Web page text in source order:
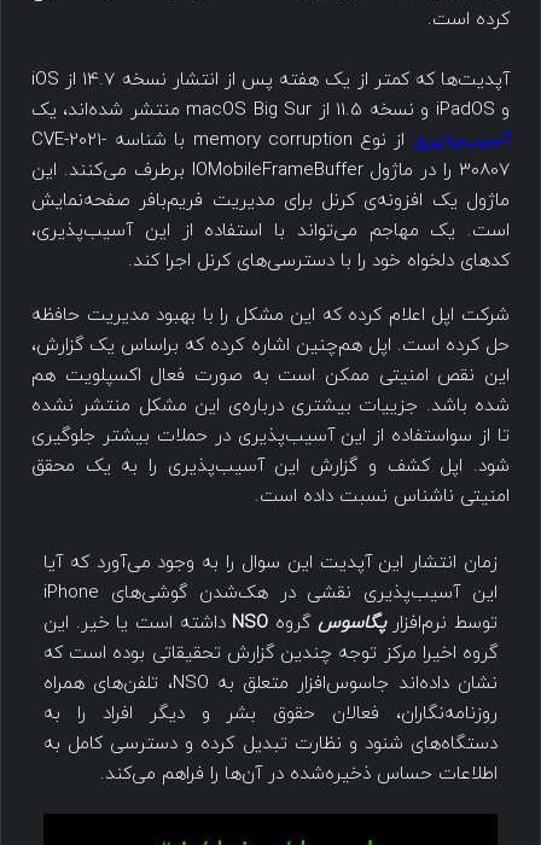
کرده است.
آپدیت‌ها که کمتر از یک هفته پس از انتشار نسخه 14.7 از iOS
و iPadOS و نسخه 11.5 از macOS Big Sur منتشر شده‌اند، یک
آسیب‌پذیری
از نوع memory corruption با شناسه CVE-2021-
30807 را در ماژول IOMobileFrameBuffer برطرف می‌کنند. این
ماژول یک افزونه‌ی کرنل برای مدیریت فریم‌بافر صفحه‌نمایش
است. یک مهاجم می‌تواند با استفاده از این آسیب‌پذیری،
کدهای دلخواه خود را با دسترسی‌های کرنل اجرا کند.
شرکت اپل اعلام کرده که این مشکل را با بهبود مدیریت حافظه
حل کرده است. اپل هم‌چنین اشاره کرده که براساس یک گزارش،
این نقص امنیتی ممکن است به صورت فعال اکسپلویت هم
شده باشد. جزییات بیشتری درباره‌ی این مشکل منتشر نشده
تا از سواستفاده از این آسیب‌پذیری در حملات بیشتر جلوگیری
شود. اپل کشف و گزارش این آسیب‌پذیری را به یک محقق
امنیتی ناشناس نسبت داده است.
زمان انتشار این آپدیت این سوال را به وجود می‌آورد که آیا
این آسیب‌پذیری نقشی در هک‌شدن گوشی‌های iPhone
توسط نرم‌افزارپگاسوس گروه NSO داشته است یا خیر. این
گروه اخیرا مرکز توجه چندین گزارش تحقیقاتی بوده است که
نشان داده‌اند جاسوس‌افزار متعلق به NSO، تلفن‌های همراه
روزنامه‌نگاران، فعالان حقوق بشر و دیگر افراد را به
دستگاه‌های شنود و نظارت تبدیل کرده و دسترسی کامل به
اطلاعات حساس ذخیره‌شده در آن‌ها را فراهم می‌کند.